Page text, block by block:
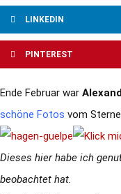
LINKEDIN
PINTEREST
Ende Februar war
schöne Fotos vom
Dieses hier habe ich
beobachtet hat.